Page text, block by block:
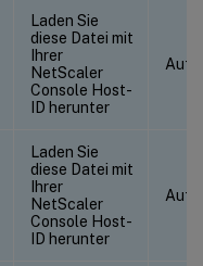
Laden Sie
diese Datei mit
Ihrer
NetScaler
Console Host-
ID herunter
Auf
Laden Sie
diese Datei mit
Ihrer
NetScaler
Console Host-
ID herunter
Auf